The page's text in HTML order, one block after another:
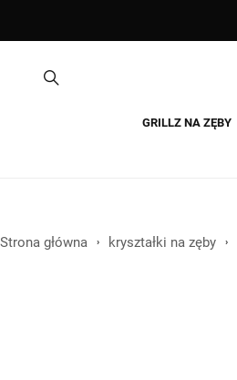
GRILLZ NA ZĘBY
Strona główna kryształki na zęby